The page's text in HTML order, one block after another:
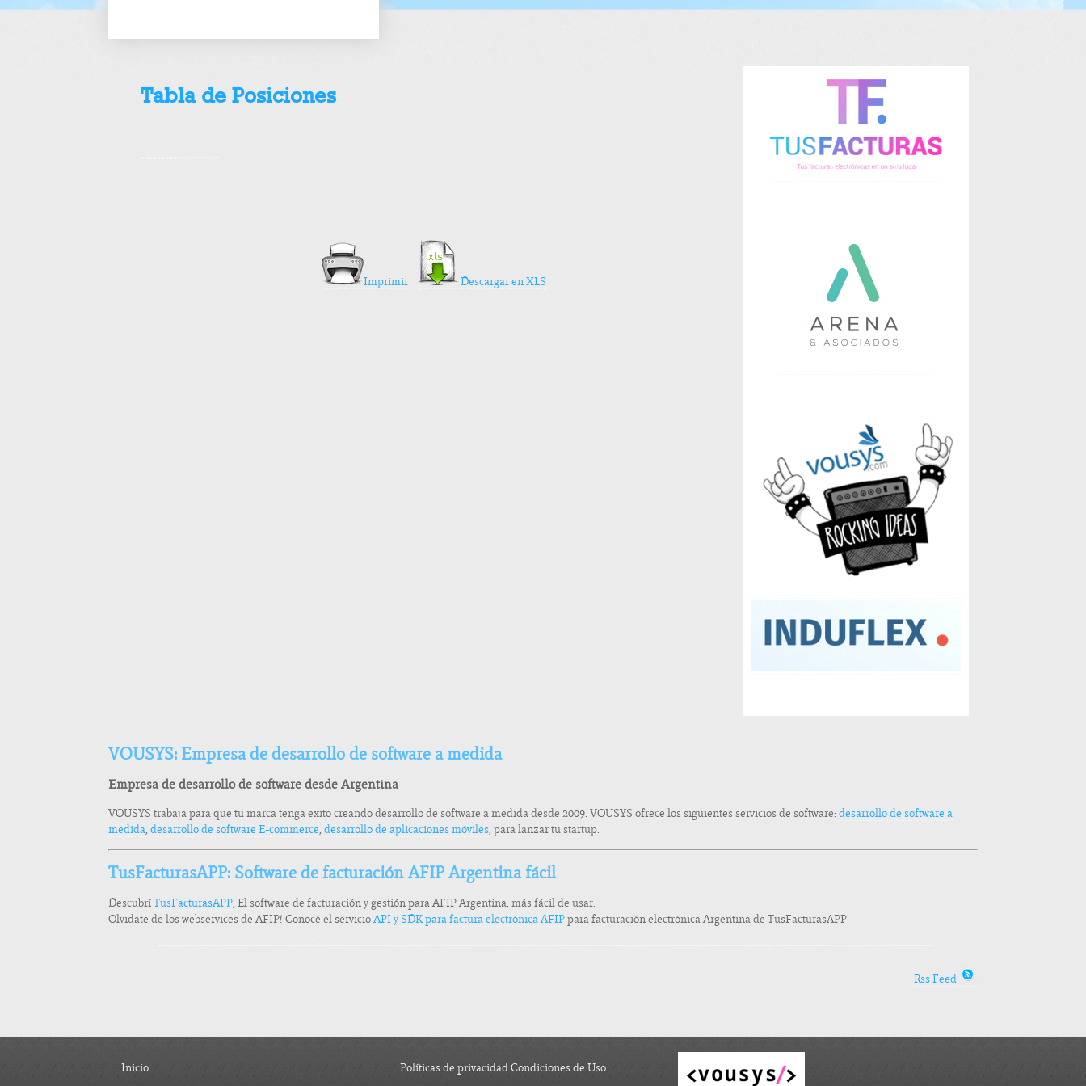
Tabla de Posiciones
Imprimir Descargar en XLS
VOUSYS: Empresa de desarrollo de software a medida
Empresa de desarrollo de software desde Argentina
VOUSYS trabaja para que tu marca tenga exito creando desarrollo de software a medida desde 2009. VOUSYS ofrece los siguientes servicios de software:desarrollo de software a
medida,desarrollo de software E-commerce,desarrollo de aplicaciones móviles, para lanzar tu startup.
TusFacturasAPP: Software de facturación AFIP Argentina fácil
DescubríTusFacturasAPP, El software de facturación y gestión para AFIP Argentina, más fácil de usar.
Olvidate de los webservices de AFIP! Conocé el servicioAPI y SDK para factura electrónica AFIPpara facturación electrónica Argentina de TusFacturasAPP
Rss Feed
Inicio
Políticas de privacidad Condiciones de Uso